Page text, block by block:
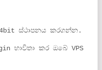
ස්ථාපනය කරගන්න.
භාවිතා කර ඔබේ VPS